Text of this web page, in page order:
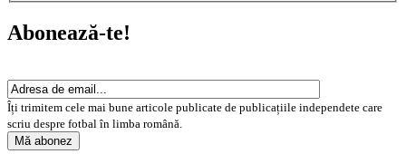
Abonează-te!
Îți trimitem cele mai bune articole publicate de publicațiile independete care
scriu despre fotbal în limba română.